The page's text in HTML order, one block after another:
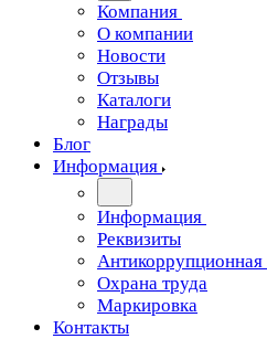
Компания
О компании
Новости
Отзывы
Каталоги
Награды
Блог
Информация
Информация
Реквизиты
Антикоррупционная
Охрана труда
Маркировка
Контакты